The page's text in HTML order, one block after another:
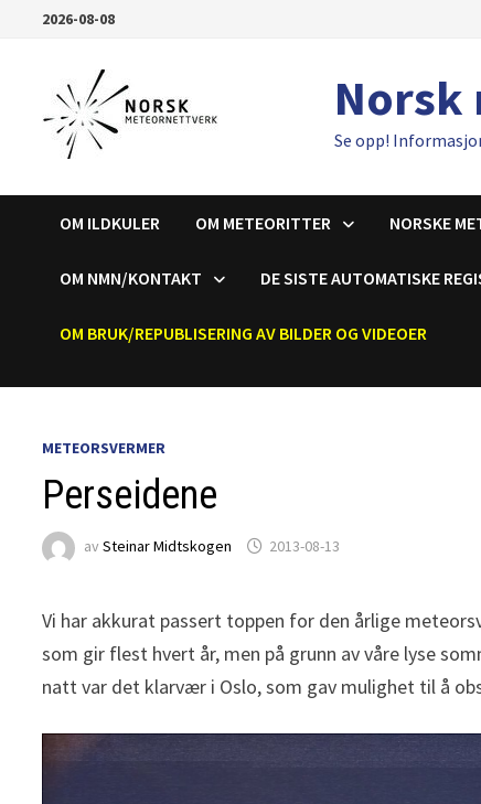
2026-08-08
Se opp!
OM ILDKULER OM METEORITTER NORSKE
OM NMN/KONTAKT DE SISTE AUTOMATISKE
OM BRUK/REPUBLISERING AV BILDER OG VIDEOER
METEORSVERMER
Perseidene
avSteinar Midtskogen 2013-08-13
Vi har akkurat passert toppen for den årlige
som gir flest hvert år, men på grunn av våre lyse
natt var det klarvær i Oslo, som gav mulighet til å